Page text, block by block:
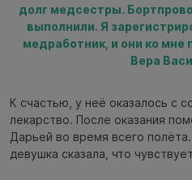
долг медсестры.
выполнили. Я
медработник, и они ко
Вера
К счастью, у неё оказалось с
лекарство. После оказания
Дарьей во время всего
девушка сказала, что